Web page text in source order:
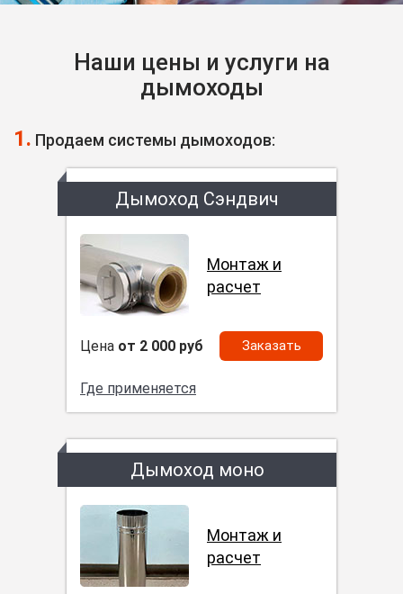
Наши цены и услуги на
дымоходы
1. Продаем системы дымоходов:
Дымоход Сэндвич
Монтаж и
расчет
Цена от 2 000 руб Заказать
Где применяется
Дымоход моно
Монтаж и
расчет